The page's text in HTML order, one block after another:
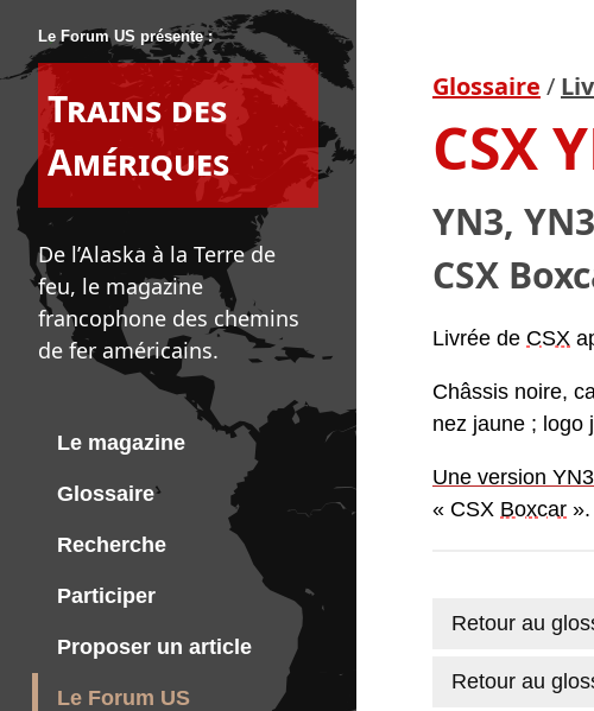
Le Forum US présente :
Trains des
Amériques
De l’Alaska à la Terre de
feu, le magazine
francophone des chemins
de fer américains.
Le magazine
Glossaire
Recherche
Participer
Proposer un article
Le Forum US
Glossaire /
CSX
YN3,
CSX
Livrée de CSX
Châssis noire,
nez jaune ; logo
Une version
« CSX Boxcar ».
Retour au
Retour au